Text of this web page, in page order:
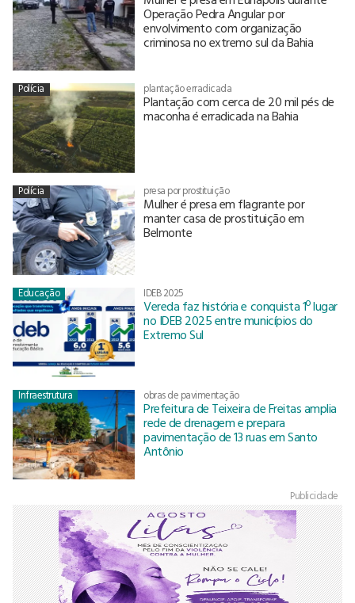
Operação Pedra Angular por
envolvimento com organização
criminosa no extremo sul da Bahia
Polícia plantação erradicada
Plantação com cerca de 20 mil pés de
maconha é erradicada na Bahia
Polícia presa por prostituição
Mulher é presa em flagrante por
manter casa de prostituição em
Belmonte
Educação IDEB 2025
Vereda faz história e conquista 1º lugar
no IDEB 2025 entre municípios do
Extremo Sul
Infraestrutura obras de pavimentação
Prefeitura de Teixeira de Freitas amplia
rede de drenagem e prepara
pavimentação de 13 ruas em Santo
Antônio
Publicidade